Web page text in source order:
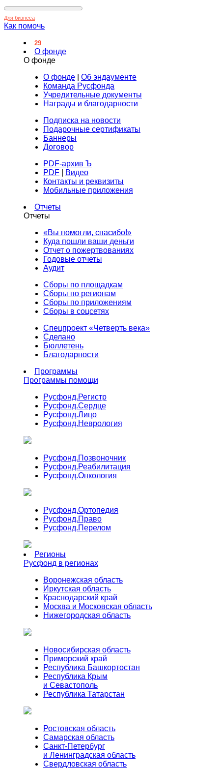
Для бизнеса
Как помочь
29
О фонде
О фонде
О фонде
Об эндаументе
Команда Русфонда
Учредительные документы
Награды и благодарности
Подписка на новости
Подарочные сертификаты
Баннеры
Договор
PDF-архив Ъ
PDF
Видео
Контакты и реквизиты
Мобильные приложения
Отчеты
Отчеты
«Вы помогли, спасибо!»
Куда пошли ваши деньги
Отчет о пожертвованиях
Годовые отчеты
Аудит
Сборы по площадкам
Сборы по регионам
Сборы по приложениям
Сборы в соцсетях
Спецпроект «Четверть века»
Сделано
Бюллетень
Благодарности
Программы
Программы помощи
Русфонд.Регистр
Русфонд.Сердце
Русфонд.Лицо
Русфонд.Неврология
Русфонд.Позвоночник
Русфонд.Реабилитация
Русфонд.Онкология
Русфонд.Ортопедия
Русфонд.Право
Русфонд.Перелом
Регионы
Русфонд в регионах
Воронежская область
Иркутская область
Краснодарский край
Москва и Московская область
Нижегородская область
Новосибирская область
Приморский край
Республика Башкортостан
Республика Крым
и Севастополь
Республика Татарстан
Ростовская область
Самарская область
Санкт-Петербург
и Ленинградская область
Свердловская область